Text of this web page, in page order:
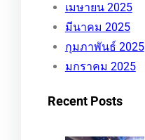
เมษายน 2025
มีนาคม 2025
กุมภาพันธ์ 2025
มกราคม 2025
Recent Posts